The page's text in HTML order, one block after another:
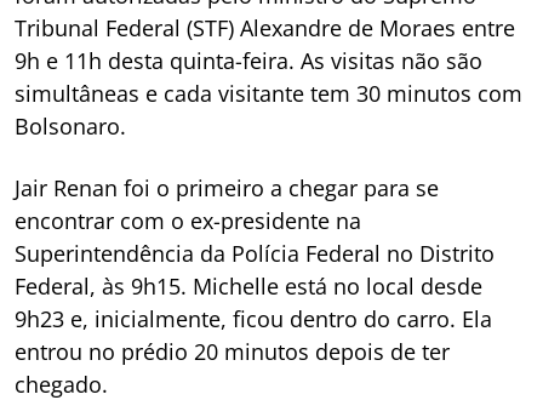
Tribunal Federal (STF) Alexandre de Moraes entre
9h e 11h desta quinta-feira. As visitas não são
simultâneas e cada visitante tem 30 minutos com
Bolsonaro.
Jair Renan foi o primeiro a chegar para se
encontrar com o ex-presidente na
Superintendência da Polícia Federal no Distrito
Federal, às 9h15. Michelle está no local desde
9h23 e, inicialmente, ficou dentro do carro. Ela
entrou no prédio 20 minutos depois de ter
chegado.